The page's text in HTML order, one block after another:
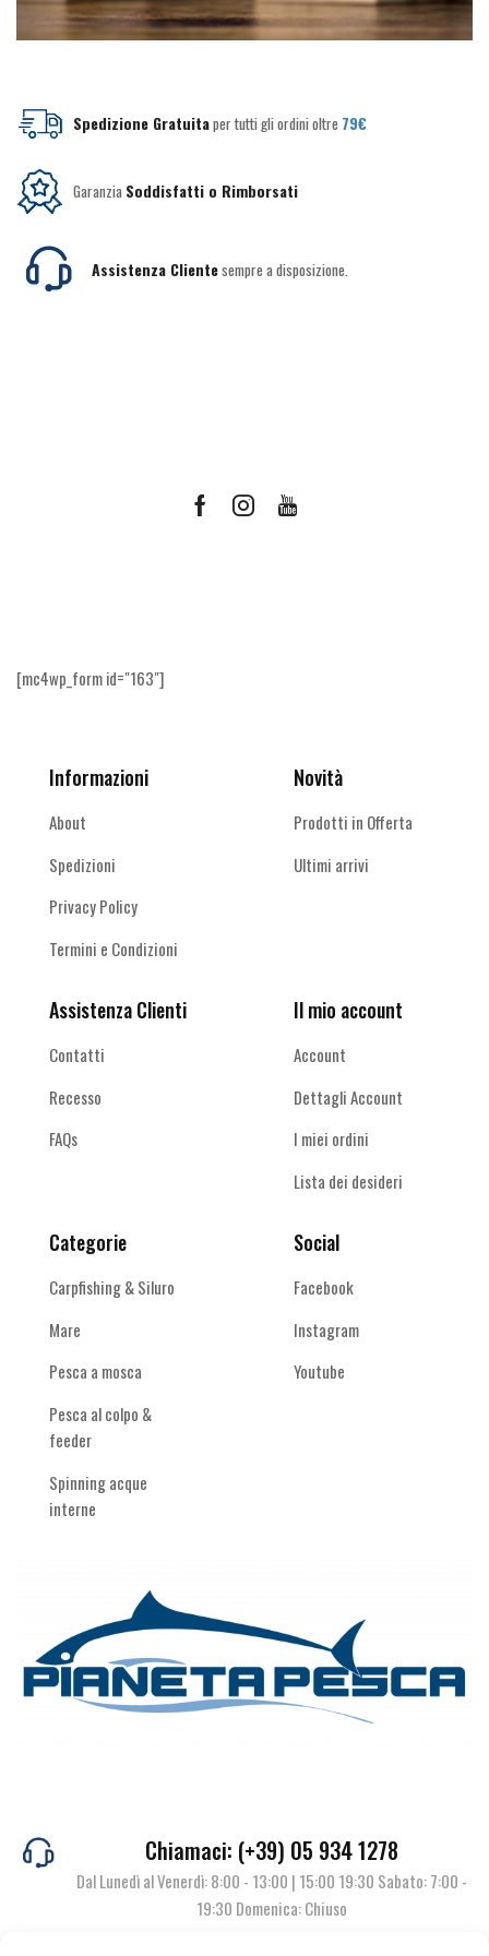
Spedizione Gratuitaper tutti gli ordini oltre 79€
GaranziaSoddisfatti o Rimborsati
Assistenza Clientesempre a disposizione.
FacebookInstagramYoutube
[mc4wp_form id="163"]
Informazioni
About
Spedizioni
Privacy Policy
Termini e Condizioni
Novità
Prodotti in Offerta
Ultimi arrivi
Assistenza Clienti
Contatti
Recesso
FAQs
Il mio account
Account
Dettagli Account
I miei ordini
Lista dei desideri
Categorie
Carpfishing & Siluro
Mare
Pesca a mosca
Pesca al colpo &
feeder
Spinning acque
interne
Social
Facebook
Instagram
Youtube
Chiamaci: (+39) 05 934 1278
Dal Lunedì al Venerdì: 8:00 - 13:00 | 15:00 19:30 Sabato: 7:00 -
19:30 Domenica: Chiuso